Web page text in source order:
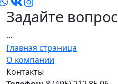
Задайте вопрос
...
Главная страница
О компании
Контакты